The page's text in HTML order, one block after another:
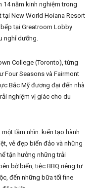
14 năm kinh nghiệm trong
New World Hoiana Resort
tại Greatroom Lobby
nghỉ dưỡng.
College (Toronto), từng
Four Seasons và Fairmont
Bắc Mỹ đương đại đến nhà
nghiệm vị giác cho du
tầm nhìn: kiến tạo hành
vẻ đẹp biển đảo và những
tận hưởng những trải
bờ biển, tiệc BBQ riêng tư
đến những bữa tối fine